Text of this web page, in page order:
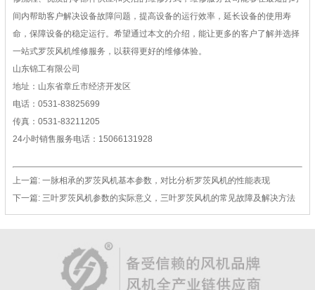
间内帮助客户解决设备故障问题，提高设备的运行效率，延长设备的使用寿
命，保障设备的稳定运行。希望通过本文的介绍，能让更多的客户了解并选择
一站式罗茨风机维修服务，以获得更好的维修体验。
山东锦工有限公司
地址：山东省章丘市经济开发区
电话：0531-83825699
传真：0531-83211205
24小时销售服务电话：15066131928
上一篇: 一脉相承的罗茨风机基本参数，对比分析罗茨风机的性能表现
下一篇: 三叶罗茨风机参数的实际意义，三叶罗茨风机的常见故障及解决方法